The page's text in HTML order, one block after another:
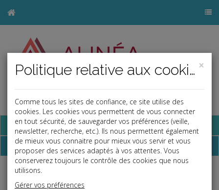
Base documentaire
Dépêches
Liste des dernières dépêches
×
Politique relative aux cookies
Comme tous les sites de confiance, ce site utilise des
cookies. Les cookies vous permettent de vous connecter
en tout sécurité, de sauvegarder vos préférences (veille,
newsletter, recherche, etc.). Ils nous permettent également
de mieux vous connaitre pour mieux vous servir et vous
proposer des services adaptés à vos attentes. Vous
conserverez toujours le contrôle des cookies que nous
utilisons.
Gérer vos préférences